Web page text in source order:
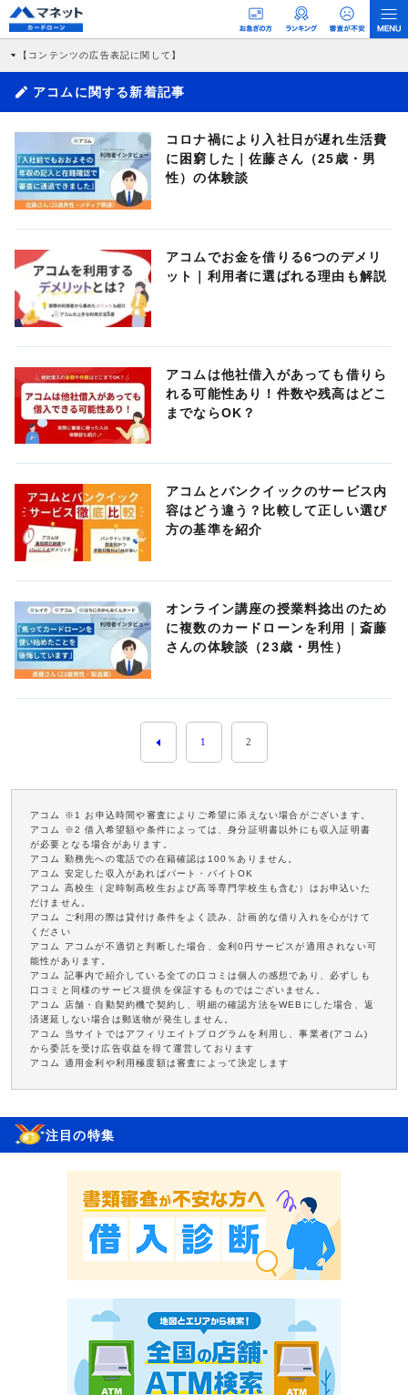
【コンテンツの広告表記に関して】
す。 これらの広告を経由して読者が企業ホームページを訪れ、成約が発生すると弊
社に対して企業から紹介報酬が支払われるという収益モデルです。 ただし、特定の
商品を根拠なくPRするものではなく、当編集部の調査／ユーザーへの口コミ収集な
>提携企業一覧
アコムに関する新着記事
コロナ禍により入社日が遅れ生活費
に困窮した｜佐藤さん（25歳・男
性）の体験談
アコムでお金を借りる6つのデメリ
ット｜利用者に選ばれる理由も解説
アコムは他社借入があっても借りら
れる可能性あり！件数や残高はどこ
までならOK？
アコムとバンクイックのサービス内
容はどう違う？比較して正しい選び
方の基準を紹介
オンライン講座の授業料捻出のため
に複数のカードローンを利用｜斎藤
さんの体験談（23歳・男性）
1 2
アコム ※1 お申込時間や審査によりご希望に添えない場合がございます。
アコム ※2 借入希望額や条件によっては、身分証明書以外にも収入証明書
が必要となる場合があります。
アコム 勤務先への電話での在籍確認は100％ありません。
アコム 安定した収入があればパート・バイトOK
アコム 高校生（定時制高校生および高等専門学校生も含む）はお申込いた
だけません。
アコム ご利用の際は貸付け条件をよく読み、計画的な借り入れを心がけて
ください
アコム アコムが不適切と判断した場合、金利0円サービスが適用されない可
能性があります。
アコム 記事内で紹介している全ての口コミは個人の感想であり、必ずしも
口コミと同様のサービス提供を保証するものではございません。
アコム 店舗・自動契約機で契約し、明細の確認方法をWEBにした場合、返
済遅延しない場合は郵送物が発生しません。
アコム 当サイトではアフィリエイトプログラムを利用し、事業者(アコム)
から委託を受け広告収益を得て運営しております
アコム 適用金利や利用極度額は審査によって決定します
注目の特集